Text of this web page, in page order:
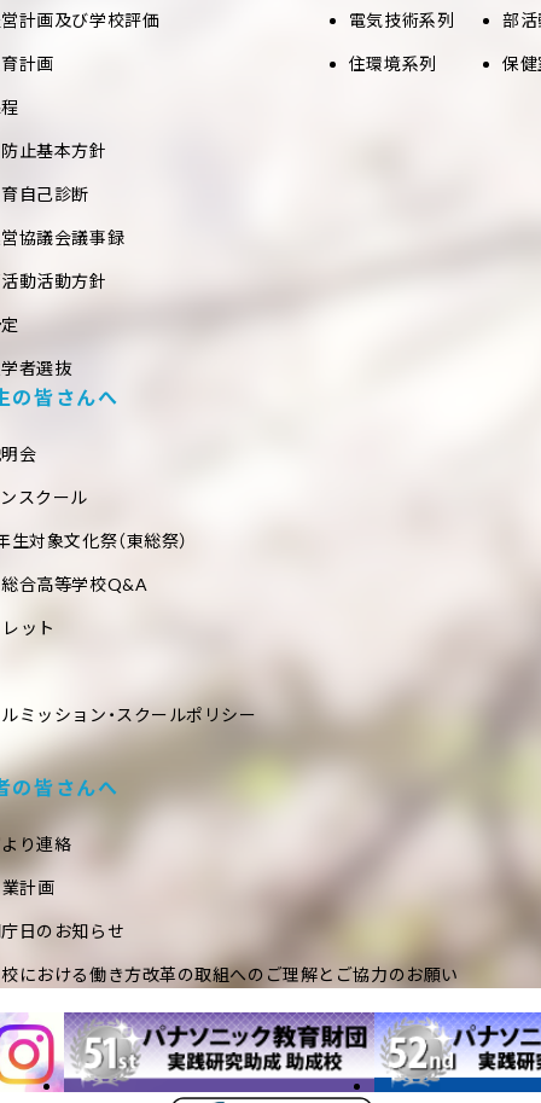
計画及び学校評価
計画
止基本方針
自己診断
協議会議事録
動活動方針
者選抜
電気技術系列
住環境系列
部
保
の皆さんへ
会
スクール
生対象文化祭（東総祭）
合高等学校Q&A
ット
ミッション・スクールポリシー
の皆さんへ
り連絡
計画
日のお知らせ
における働き方改革の取組へのご理解とご協力のお願い